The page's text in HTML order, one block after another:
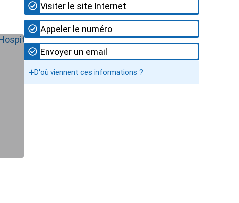
Visiter le site Internet
Appeler le numéro
Envoyer un email
D'où viennent ces informations ?